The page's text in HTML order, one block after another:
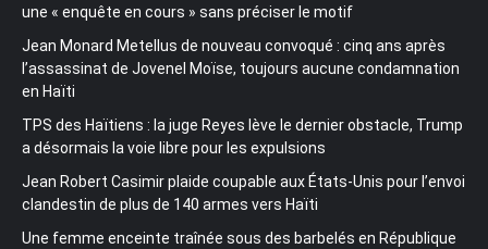
une « enquête en cours » sans préciser le motif
Jean Monard Metellus de nouveau convoqué : cinq ans après
l’assassinat de Jovenel Moïse, toujours aucune condamnation
en Haïti
TPS des Haïtiens : la juge Reyes lève le dernier obstacle, Trump
a désormais la voie libre pour les expulsions
Jean Robert Casimir plaide coupable aux États-Unis pour l’envoi
clandestin de plus de 140 armes vers Haïti
Une femme enceinte traînée sous des barbelés en République